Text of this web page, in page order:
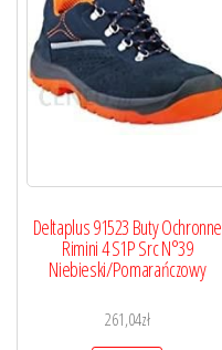
Deltaplus 91523 Buty Ochronne
Rimini 4 S1P Src N°39
Niebieski/Pomarańczowy
261,04zł